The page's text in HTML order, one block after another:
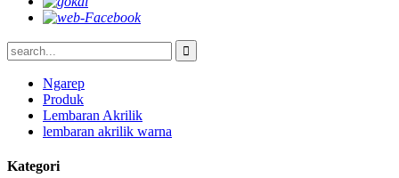
Ngarep
Produk
Lembaran Akrilik
lembaran akrilik warna
Kategori